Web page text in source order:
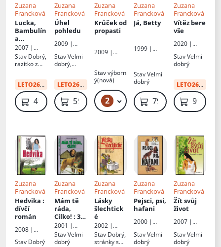
Zuzana
Francková
Lucka,
Bambulín
a
kouzelný
prstýnek
1
2007 |
Petra
Stav Dobrý,
razítko z
přelepka
LETO26
:34 Kč
49 Kč
Zuzana
Francková
Úhel
pohledu
2009 |
StavVelmi
dobrý,
zkosený
hřbet
LETO26
:12 Kč
59 Kč
Zuzana
Francková
Krůček od
propasti
2009 |
Stavvýborn
ý(nová)
2 69 Kč – 79 Kč
Zuzana
Francková
Já, Betty
1999 |
StavVelmi
dobrý
79 Kč
Zuzana
Francková
Vítěz bere
vše
2020 |
Rybníček -
vyd.Akcent
StavVelmi
dobrý
LETO26
:59 Kč
99 Kč
Zuzana
Francková
Hedvika :
dívčí
román
2008 |
Stav Dobrý
Zuzana
Francková
Mám tě
ráda,
Cilko!: 3.
díl
2001 |
Petra
StavVelmi
dobrý
Zuzana
Francková
Lásky
šlechtick
é
2002 |
Petra
Stav Dobrý,
stránky s
Zuzana
Francková
Pejsci, psi,
hafani
2000 |
StavVelmi
dobrý
Zuzana
Francková
Žít svůj
život
2007 |
StavVelmi
dobrý